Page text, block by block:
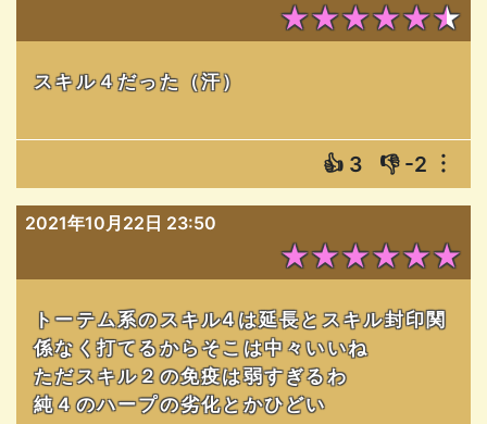
★★★★★★
スキル４だった（汗）
👍 3 👎 -2 ︙
2021年10月22日 23:50
★★★★★★
トーテム系のスキル4は延長とスキル封印関
係なく打てるからそこは中々いいね
ただスキル２の免疫は弱すぎるわ
純４のハープの劣化とかひどい